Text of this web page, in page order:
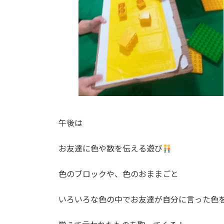
午後は
お友達に色や数を伝える遊び
色のブロックや、色のおままごと
いろいろな色の中でお友達が自分に言った色